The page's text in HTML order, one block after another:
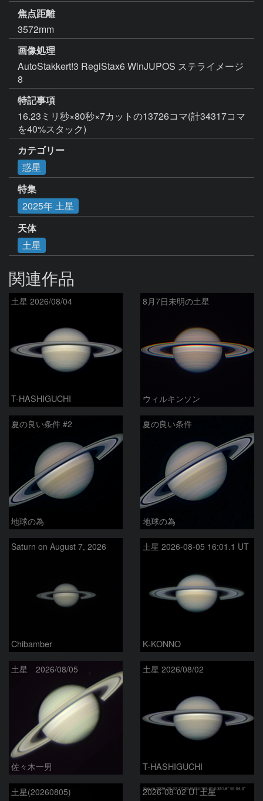
焦点距離
3572mm
画像処理
AutoStakkert!3 RegiStax6 WinJUPOS ステライメージ
8
特記事項
16.23ミリ秒×80秒×7カットの13726コマ(計34317コマ
を40%スタック)
カテゴリー
惑星
特集
2025年 土星
天体
土星
関連作品
土星 2026/08/04
T-HASHIGUCHI
8月7日未明の土星
ウィルキンソン
夏の良い条件 #2
地球の為
夏の良い条件
地球の為
Saturn on August 7, 2026
Chibamber
土星 2026-08-05 16:01.1 UT
K-KONNO
土星 2026/08/05
佐々木一男
土星 2026/08/02
T-HASHIGUCHI
土星(20260805) 2026-08-02 UT土星